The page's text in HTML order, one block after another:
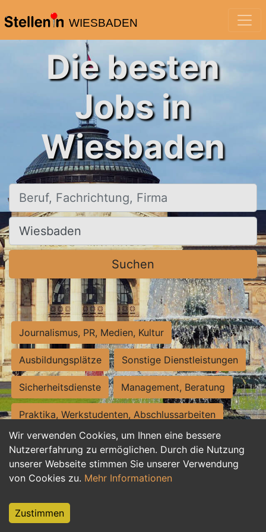
WIESBADEN
Wir verwenden Cookies, um Ihnen eine bessere
Nutzererfahrung zu ermöglichen. Durch die Nutzung
unserer Webseite stimmen Sie unserer Verwendung
von Cookies zu. Mehr Informationen
Zustimmen
Die besten
Jobs in
Wiesbaden
Beruf, Fachrichtung, Firma
Ort, Stadt
Suchen
Journalismus, PR, Medien, Kultur
Ausbildungsplätze Sonstige Dienstleistungen
Sicherheitsdienste Management, Beratung
Praktika, Werkstudenten, Abschlussarbeiten
Personalwesen Assistenz, Sekretariat
Hilfskräfte, Aushilfs- und Nebenjobs
Weiterbildung, Studium, duale Ausbildung